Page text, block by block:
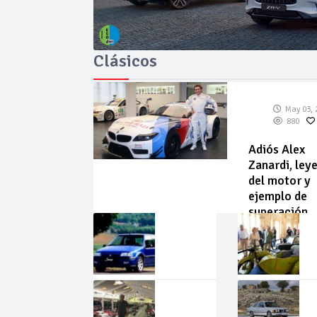
Clásicos
May 03,
880
Adiós Alex
Zanardi,
del motor y
ejemplo de
superación
May
Abr